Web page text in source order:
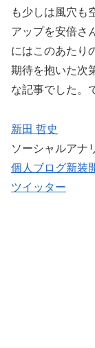
も少しは風穴も
アップを安倍さ
にはこのあたり
期待を抱いた次
な記事でした。
新田 哲史
ソーシャルアナ
個人ブログ新装
ツイッター